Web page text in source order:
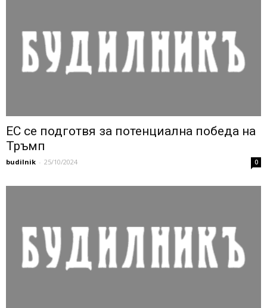
ЕС се подготвя за потенциална победа на
Тръмп
budilnik - 25/10/2024 0